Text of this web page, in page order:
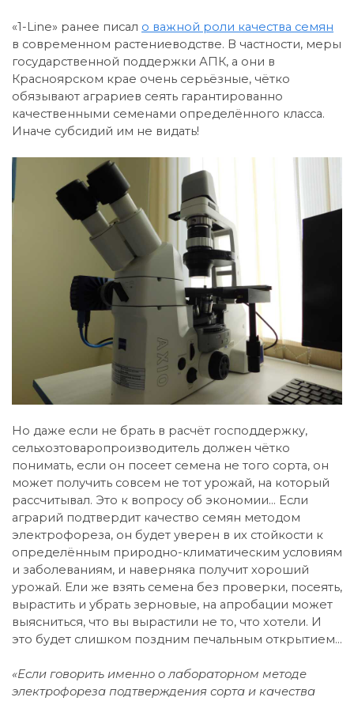
«1-Line» ранее писал о важной роли качества семян
в современном растениеводстве. В частности, меры
государственной поддержки АПК, а они в
Красноярском крае очень серьёзные, чётко
обязывают аграриев сеять гарантированно
качественными семенами определённого класса.
Иначе субсидий им не видать!
Но даже если не брать в расчёт господдержку,
сельхозтоваропроизводитель должен чётко
понимать, если он посеет семена не того сорта, он
может получить совсем не тот урожай, на который
рассчитывал. Это к вопросу об экономии… Если
аграрий подтвердит качество семян методом
электрофореза, он будет уверен в их стойкости к
определённым природно-климатическим условиям
и заболеваниям, и наверняка получит хороший
урожай. Ели же взять семена без проверки, посеять,
вырастить и убрать зерновые, на апробации может
выясниться, что вы вырастили не то, что хотели. И
это будет слишком поздним печальным открытием...
«Если говорить именно о лабораторном методе
электрофореза подтверждения сорта и качества